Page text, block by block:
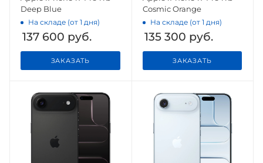
Deep Blue
На складе (от 1 дня)
137 600 руб.
ЗАКАЗАТЬ
Cosmic Orange
На складе (от 1 дня)
135 300 руб.
ЗАКАЗАТЬ